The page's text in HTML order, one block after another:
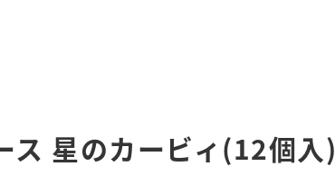
ス 星のカービィ(12個入)